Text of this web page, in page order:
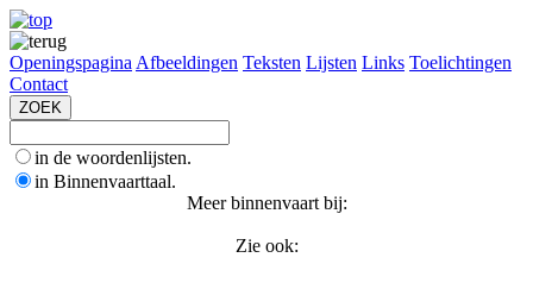
Openingspagina Afbeeldingen Teksten Lijsten Links Toelichtingen
Contact
in de woordenlijsten.
in Binnenvaarttaal.
Meer binnenvaart bij:
Zie ook: